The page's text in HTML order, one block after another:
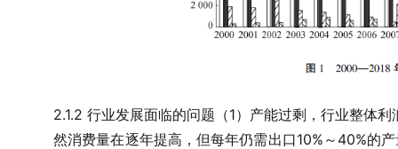
2.1.2 行业发展面临的问题 （1）产能过剩，行业整体利
然消费量在逐年提高，但每年仍需出口10% ～ 40%的